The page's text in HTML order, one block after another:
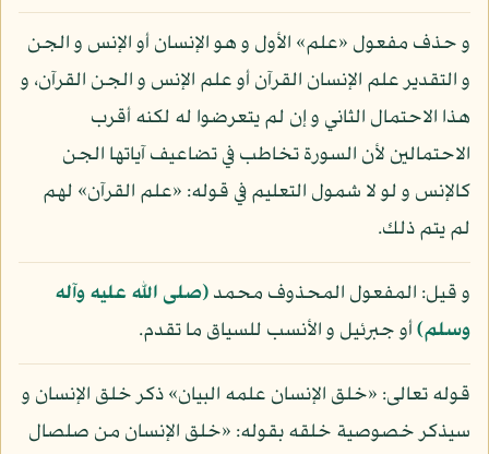
و حذف مفعول «علم» الأول و هو الإنسان أو الإنس و الجن
و التقدير علم الإنسان القرآن أو علم الإنس و الجن القرآن، و
هذا الاحتمال الثاني و إن لم يتعرضوا له لكنه أقرب
الاحتمالين لأن السورة تخاطب في تضاعيف آياتها الجن
كالإنس و لو لا شمول التعليم في قوله: «علم القرآن» لهم
لم يتم ذلك.
و قيل: المفعول المحذوف محمد(صلى الله عليه وآله
وسلم)أو جبرئيل و الأنسب للسياق ما تقدم.
قوله تعالى: «خلق الإنسان علمه البيان» ذكر خلق الإنسان و
سيذكر خصوصية خلقه بقوله: «خلق الإنسان من صلصال